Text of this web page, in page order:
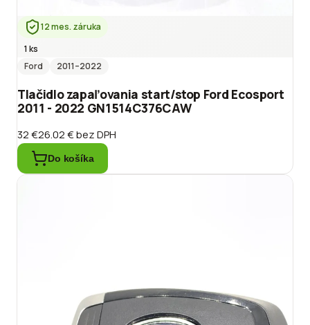
12 mes. záruka
1 ks
Ford
2011–2022
Tlačidlo zapaľovania start/stop Ford Ecosport
2011 - 2022 GN1514C376CAW
32 €26.02 €bez DPH
Do košíka